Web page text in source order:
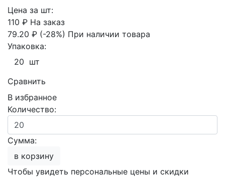
Цена за шт:
110 ₽ На заказ
79.20 ₽ (-28%) При наличии товара
Упаковка:
20 шт
Сравнить
В избранное
Количество:
Сумма:
в корзину
Чтобы увидеть персональные цены и скидки